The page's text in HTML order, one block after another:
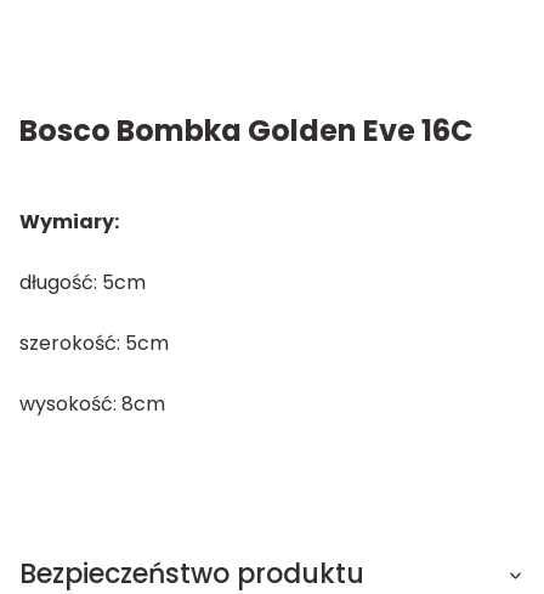
Bosco Bombka Golden Eve 16C
Wymiary:
długość: 5cm
szerokość: 5cm
wysokość: 8cm
Bezpieczeństwo produktu